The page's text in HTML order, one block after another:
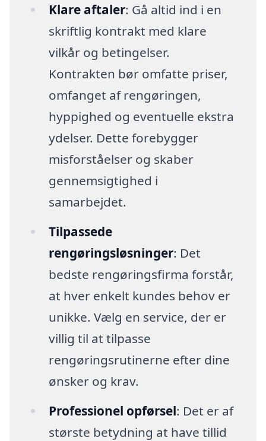
Klare aftaler: Gå altid ind i en
skriftlig kontrakt med klare
vilkår og betingelser.
Kontrakten bør omfatte priser,
omfanget af rengøringen,
hyppighed og eventuelle ekstra
ydelser. Dette forebygger
misforståelser og skaber
gennemsigtighed i
samarbejdet.
Tilpassede
rengøringsløsninger: Det
bedste rengøringsfirma forstår,
at hver enkelt kundes behov er
unikke. Vælg en service, der er
villig til at tilpasse
rengøringsrutinerne efter dine
ønsker og krav.
Professionel opførsel: Det er af
største betydning at have tillid